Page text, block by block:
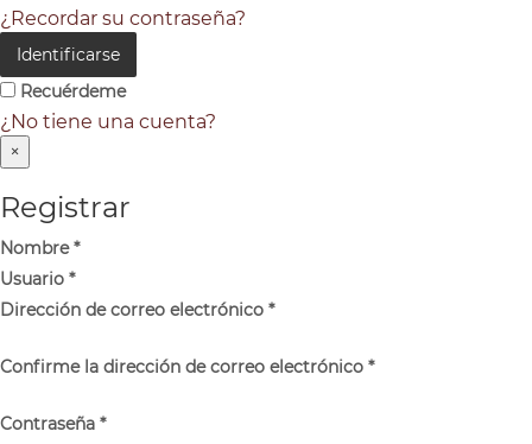
¿Recordar su contraseña?
Identificarse
Recuérdeme
¿No tiene una cuenta?
×
Registrar
Nombre*
Usuario *
Dirección de correo electrónico *
Confirme la dirección de correo electrónico *
Contraseña *